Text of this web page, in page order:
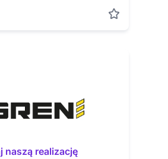
naszą realizację